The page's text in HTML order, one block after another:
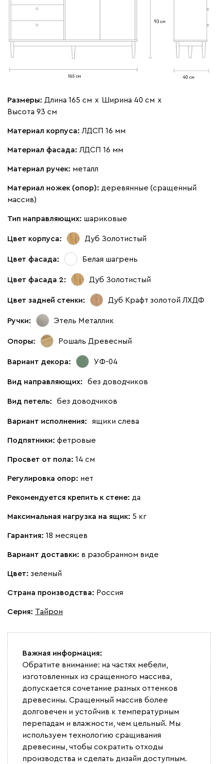
Размеры: Длина 165 см х Ширина 40 см х
Высота 93 см
Материал корпуса: ЛДСП 16 мм
Материал фасада: ЛДСП 16 мм
Материал ручек: металл
Материал ножек (опор): деревянные (сращенный
массив)
Тип направляющих: шариковые
Цвет корпуса: Дуб Золотистый
Цвет фасада: Белая шагрень
Цвет фасада 2: Дуб Золотистый
Цвет задней стенки: Дуб Крафт золотой ЛХДФ
Ручки: Этель Металлик
Опоры: Рошаль Древесный
Вариант декора: УФ-04
Вид направляющих: без доводчиков
Вид петель: без доводчиков
Вариант исполнения: ящики слева
Подпятники: фетровые
Просвет от пола: 14 см
Регулировка опор: нет
Рекомендуется крепить к стене: да
Максимальная нагрузка на ящик: 5 кг
Гарантия: 18 месяцев
Вариант доставки: в разобранном виде
Цвет: зеленый
Страна производства: Россия
Серия: Тайрон
Важная информация:
Обратите внимание: на частях мебели,
изготовленных из сращенного массива,
допускается сочетание разных оттенков
древесины. Сращенный массив более
долговечен и устойчив к температурным
перепадам и влажности, чем цельный. Мы
используем технологию сращивания
древесины, чтобы сократить отходы
производства и сделать дизайн доступным.